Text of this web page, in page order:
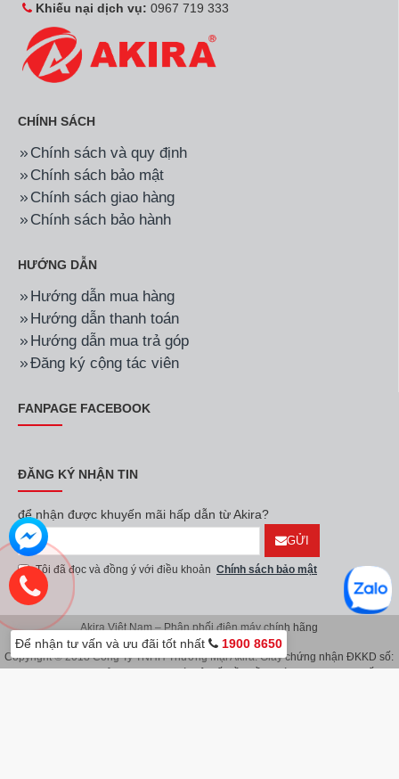
Khiếu nại dịch vụ: 0967 719 333
CHÍNH SÁCH
Chính sách và quy định
Chính sách bảo mật
Chính sách giao hàng
Chính sách bảo hành
HƯỚNG DẪN
Hướng dẫn mua hàng
Hướng dẫn thanh toán
Hướng dẫn mua trả góp
Đăng ký cộng tác viên
FANPAGE FACEBOOK
ĐĂNG KÝ NHẬN TIN
để nhận được khuyến mãi hấp dẫn từ Akira?
GỬI
Tôi đã đọc và đồng ý với điều khoản Chính sách bảo mật
Akira Việt Nam – Phân phối điện máy chính hãng
Copyright © 2018 Công Ty TNHH Thương Mại Akira. Giấy chứng nhận ĐKKD số:
Để nhận tư vấn và ưu đãi tốt nhất 1900 8650